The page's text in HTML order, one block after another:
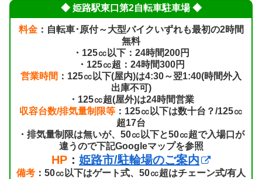
◆ 姫路駅東口第2自転車駐車場 ◆
料金：自転車･原付～大型バイクいずれも最初の2時間
無料
・125㏄以下：24時間200円
・125㏄超：24時間300円
営業時間 ：125㏄以下(屋内)は4:30～翌1:40(時間外入
出庫不可)
・125㏄超(屋外)は24時間営業
収容台数/排気量制限等 ：125㏄以下は数十台？/125㏄
超17台
・排気量制限は無いが、50㏄以下と50㏄超で入場口が
違うので下記Googleマップを参照
HP ： 姫路市/駐輪場のご案内
備考 ：50㏄以下はゲート式、50㏄超はチェーン式/有人